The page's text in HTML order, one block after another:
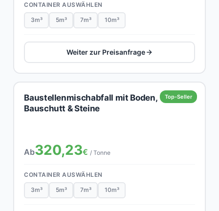
CONTAINER AUSWÄHLEN
3m³ 5m³ 7m³ 10m³
Weiter zur Preisanfrage
Top-Seller
Baustellenmischabfall mit Boden,
Bauschutt & Steine
Ab320,23€ / Tonne
CONTAINER AUSWÄHLEN
3m³ 5m³ 7m³ 10m³